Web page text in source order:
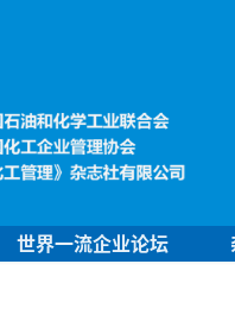
世界一流企业论坛